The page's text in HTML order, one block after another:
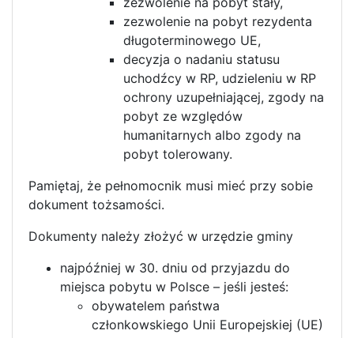
zezwolenie na pobyt rezydenta
długoterminowego UE,
decyzja o nadaniu statusu
uchodźcy w RP, udzieleniu w RP
ochrony uzupełniającej, zgody na
pobyt ze względów
humanitarnych albo zgody na
pobyt tolerowany.
Pamiętaj, że pełnomocnik musi mieć przy sobie
dokument tożsamości.
Dokumenty należy złożyć w urzędzie gminy
najpóźniej w 30. dniu od przyjazdu do
miejsca pobytu w Polsce – jeśli jesteś:
obywatelem państwa
członkowskiego Unii Europejskiej (UE)